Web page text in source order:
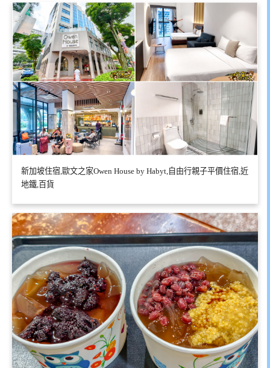
新加坡住宿,歐文之家Owen House by Habyt,自由行親子平價住宿,近
地鐵,百貨